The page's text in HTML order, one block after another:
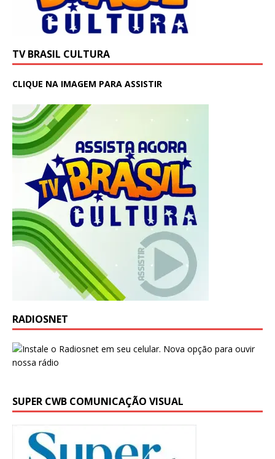
TV BRASIL CULTURA
CLIQUE NA IMAGEM PARA ASSISTIR
RADIOSNET
SUPER CWB COMUNICAÇÃO VISUAL